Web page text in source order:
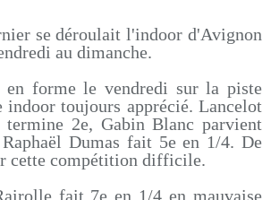
se déroulait l'indoor d'Avignon
au dimanche.
en forme le vendredi sur la piste
indoor toujours apprécié. Lancelot
termine 2e, Gabin Blanc parvient
Dumas fait 5e en 1/4. De
cette compétition difficile.
fait 7e en 1/4 en mauvaise